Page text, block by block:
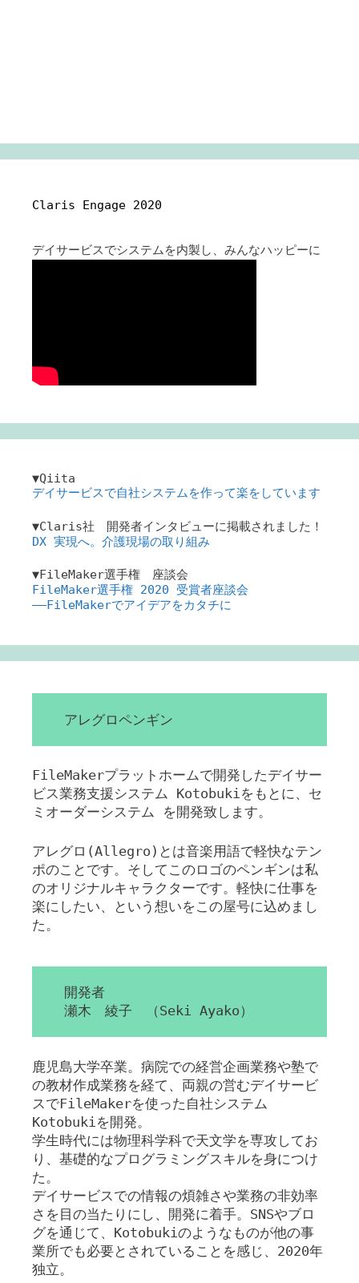
Claris Engage 2020
デイサービスでシステムを内製し、みんなハッピーに
▼Qiita
デイサービスで自社システムを作って楽をしています
▼Claris社 開発者インタビューに掲載されました！
DX 実現へ。介護現場の取り組み
▼FileMaker選手権 座談会
FileMaker選手権 2020 受賞者座談会
――FileMakerでアイデアをカタチに
アレグロペンギン
FileMakerプラットホームで開発したデイサー
ビス業務支援システム Kotobukiをもとに、セ
ミオーダーシステム を開発致します。
アレグロ(Allegro)とは音楽用語で軽快なテン
ポのことです。そしてこのロゴのペンギンは私
のオリジナルキャラクターです。軽快に仕事を
楽にしたい、という想いをこの屋号に込めまし
た。
開発者
瀬木 綾子 （Seki Ayako）
鹿児島大学卒業。病院での経営企画業務や塾で
の教材作成業務を経て、両親の営むデイサービ
スでFileMakerを使った自社システム
Kotobukiを開発。
学生時代には物理科学科で天文学を専攻してお
り、基礎的なプログラミングスキルを身につけ
た。
デイサービスでの情報の煩雑さや業務の非効率
さを目の当たりにし、開発に着手。SNSやブロ
グを通じて、Kotobukiのようなものが他の事
業所でも必要とされていることを感じ、2020年
独立。